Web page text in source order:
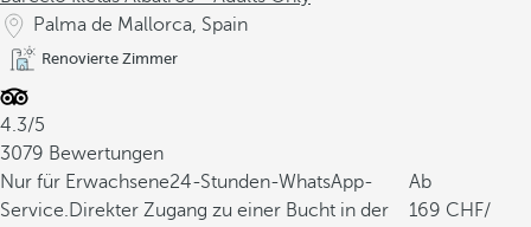
Palma de Mallorca, Spain
Renovierte Zimmer
4.3/5
3079 Bewertungen
Nur für Erwachsene24-Stunden-WhatsApp-
Service.Direkter Zugang zu einer Bucht in der
Ab
169
/